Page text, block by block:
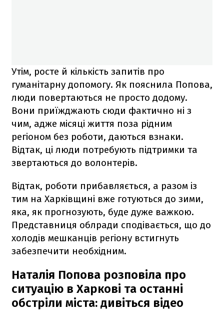
Утім, росте й кількість запитів про
гуманітарну допомогу. Як пояснила Попова,
люди повертаються не просто додому.
Вони приїжджають сюди фактично ні з
чим, адже місяці життя поза рідним
регіоном без роботи, даються взнаки.
Відтак, ці люди потребують підтримки та
звертаються до волонтерів.
Відтак, роботи прибавляється, а разом із
тим на Харківщині вже готуються до зими,
яка, як прогнозують, буде дуже важкою.
Представниця облради сподівається, що до
холодів мешканців регіону встигнуть
забезпечити необхідним.
Наталія Попова розповіла про
ситуацію в Харкові та останні
обстріли міста: дивіться відео